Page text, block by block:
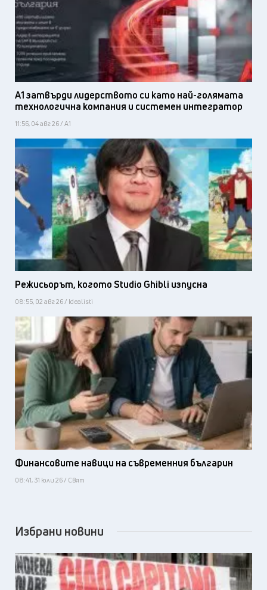
А1 затвърди лидерството си като най-голямата
технологична компания и системен интегратор
11:56, 04 авг 26 / А1
Режисьорът, когото Studio Ghibli изпусна
08:55, 02 авг 26 / Idealisti
Финансовите навици на съвременния българин
08:41, 31 юли 26 / Свят
Избрани новини